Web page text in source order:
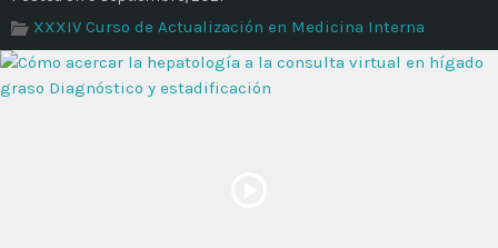
XXXIV Curso de Actualización en Medicina Interna